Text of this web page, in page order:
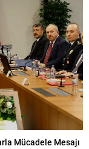
Mücadele Mesajı